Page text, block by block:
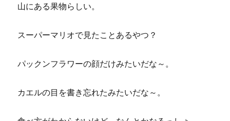
山にある果物らしい。
スーパーマリオで見たことあるやつ？
パックンフラワーの顔だけみたいだな～。
カエルの目を書き忘れたみたいだな～。